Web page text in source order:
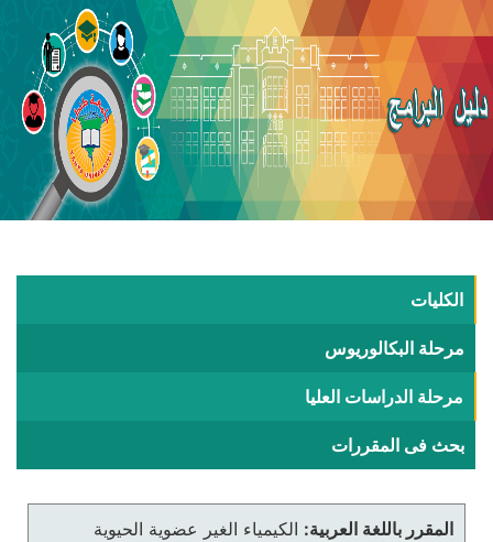
الكليات
مرحلة البكالوريوس
مرحلة الدراسات العليا
بحث فى المقررات
المقرر باللغة العربية: الكيمياء الغير عضوية الحيوية